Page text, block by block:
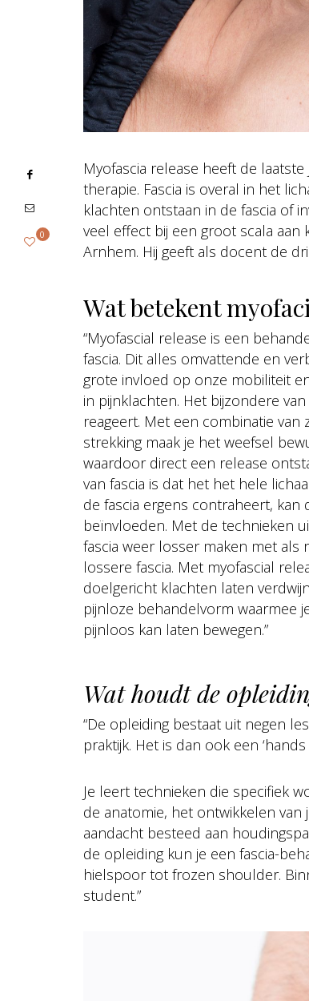
Myofascia release heeft de
therapie. Fascia is overal in het
klachten ontstaan in de fascia of
veel effect bij een groot scala aan
Arnhem. Hij geeft als docent de
Wat betekent
“Myofascial release is een
fascia. Dit alles omvattende en
grote invloed op onze mobiliteit
in pijnklachten. Het bijzondere
reageert. Met een combinatie van
strekking maak je het weefsel
waardoor direct een release
van fascia is dat het het hele
de fascia ergens contraheert, kan
beïnvloeden. Met de technieken
fascia weer losser maken met als
lossere fascia. Met myofascial
doelgericht klachten laten
pijnloze behandelvorm waarmee
pijnloos kan laten bewegen.”
Wat houdt de
“De opleiding bestaat uit negen
praktijk. Het is dan ook een
Je leert technieken die specifiek
de anatomie, het ontwikkelen
aandacht besteed aan
de opleiding kun je een fascia-
hielspoor tot frozen shoulder.
student.”
0